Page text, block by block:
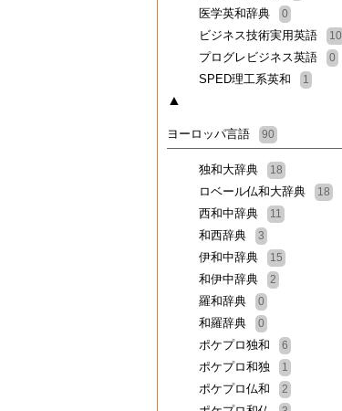
医学英和辞典 0
ビジネス技術実用英語 10
プログレビジネス英語 0
SPED理工系英和 1
▲
ヨーロッパ言語 90
独和大辞典 18
ロベール仏和大辞典 18
西和中辞典 11
和西辞典 3
伊和中辞典 15
和伊中辞典 2
羅和辞典 0
和羅辞典 0
ポケプロ独和 6
ポケプロ和独 1
ポケプロ仏和 2